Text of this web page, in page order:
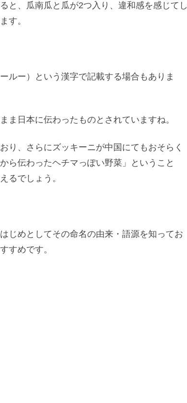
と、瓜南瓜と瓜が2つ入り、違和感を感じてし
す。
ルー）という漢字で記載する場合もありま
ま日本に伝わったものとされていますね。
り、さらにズッキーニが中国にてもおそらく
ら伝わったヘチマっぽい野菜」ということ
るでしょう。
じめとしてその命名の由来・語源を知ってお
すめです。